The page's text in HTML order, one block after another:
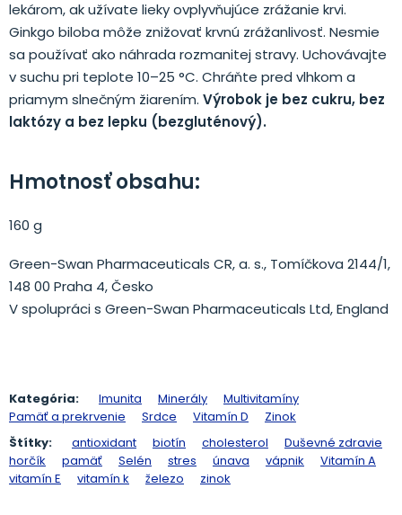
lekárom, ak užívate lieky ovplyvňujúce zrážanie krvi.
Ginkgo biloba môže znižovať krvnú zrážanlivosť. Nesmie
sa používať ako náhrada rozmanitej stravy. Uchovávajte
v suchu pri teplote 10–25 °C. Chráňte pred vlhkom a
priamym slnečným žiarením. Výrobok je bez cukru, bez
laktózy a bez lepku (bezgluténový).
Hmotnosť obsahu:
160 g
Green-Swan Pharmaceuticals CR, a. s., Tomíčkova 2144/1,
148 00 Praha 4, Česko
V spolupráci s Green-Swan Pharmaceuticals Ltd, England
Kategória: Imunita Minerály
Multivitamíny
Pamäť a prekrvenie
Srdce Vitamín D
Zinok
Štítky:
antioxidant biotín cholesterol
Duševné zdravie
horčík
pamäť Selén stres únava vápnik
Vitamín A
vitamín E
vitamín k železo zinok